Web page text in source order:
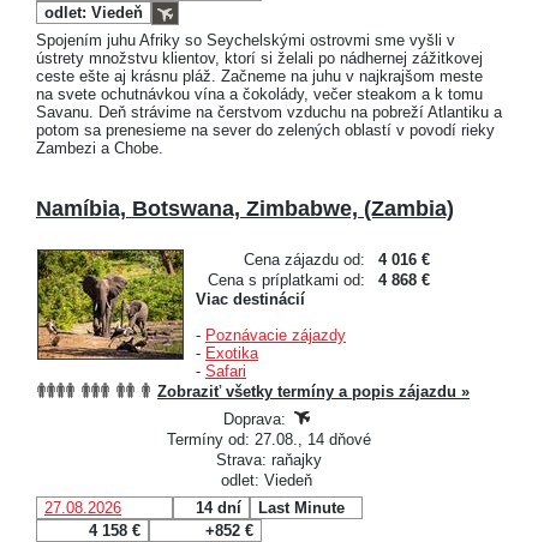
odlet: Viedeň
Spojením juhu Afriky so Seychelskými ostrovmi sme vyšli v
ústrety množstvu klientov, ktorí si želali po nádhernej zážitkovej
ceste ešte aj krásnu pláž. Začneme na juhu v najkrajšom meste
na svete ochutnávkou vína a čokolády, večer steakom a k tomu
Savanu. Deň strávime na čerstvom vzduchu na pobreží Atlantiku a
potom sa prenesieme na sever do zelených oblastí v povodí rieky
Zambezi a Chobe.
Namíbia, Botswana, Zimbabwe, (Zambia)
Cena zájazdu od:
4 016 €
Cena s príplatkami od:
4 868 €
Viac destinácií
- Poznávacie zájazdy
- Exotika
- Safari
Zobraziť všetky termíny a popis zájazdu »
Doprava:
Termíny od: 27.08., 14 dňové
Strava: raňajky
odlet: Viedeň
27.08.2026
14 dní
Last Minute
4 158 €
+852 €